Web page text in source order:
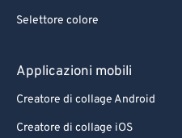
Selettore colore
Applicazioni mobili
Creatore di collage Android
Creatore di collage iOS